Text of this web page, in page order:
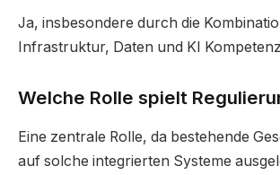
Ja, insbesondere durch die
Infrastruktur, Daten und KI
Welche Rolle spielt
Eine zentrale Rolle, da bestehende
auf solche integrierten Systeme